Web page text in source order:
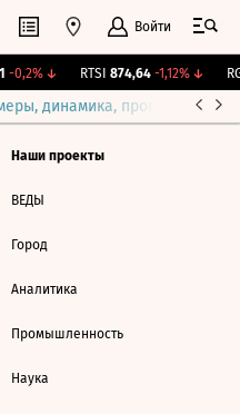
Войти
-0,2%↓ RTSI 874,64 -1,12%↓
динамика, прогнозы
Наши проекты
ВЕДЫ
Город
Аналитика
Промышленность
Наука